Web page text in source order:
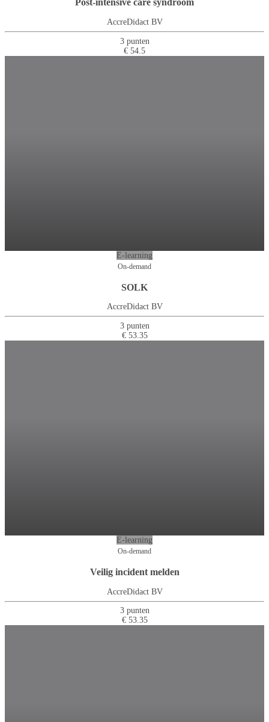
Post-intensive care syndroom
AccreDidact BV
3 punten
€ 54.5
E-learning
On-demand
SOLK
AccreDidact BV
3 punten
€ 53.35
E-learning
On-demand
Veilig incident melden
AccreDidact BV
3 punten
€ 53.35